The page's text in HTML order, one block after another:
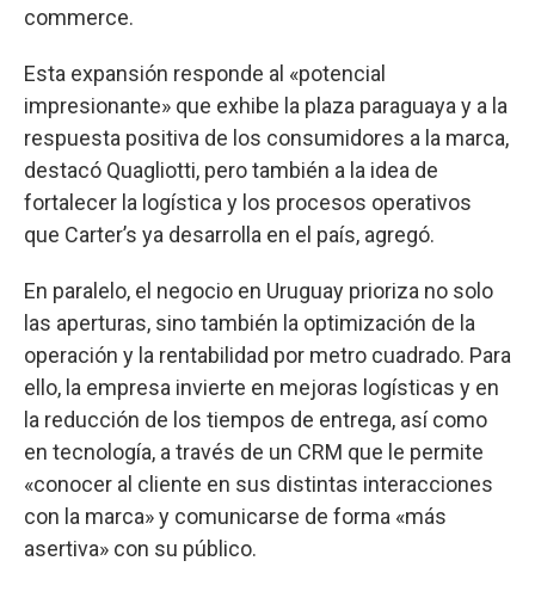
commerce.
Esta expansión responde al «potencial
impresionante» que exhibe la plaza paraguaya y a la
respuesta positiva de los consumidores a la marca,
destacó Quagliotti, pero también a la idea de
fortalecer la logística y los procesos operativos
que Carter’s ya desarrolla en el país, agregó.
En paralelo, el negocio en Uruguay prioriza no solo
las aperturas, sino también la optimización de la
operación y la rentabilidad por metro cuadrado. Para
ello, la empresa invierte en mejoras logísticas y en
la reducción de los tiempos de entrega, así como
en tecnología, a través de un CRM que le permite
«conocer al cliente en sus distintas interacciones
con la marca» y comunicarse de forma «más
asertiva» con su público.